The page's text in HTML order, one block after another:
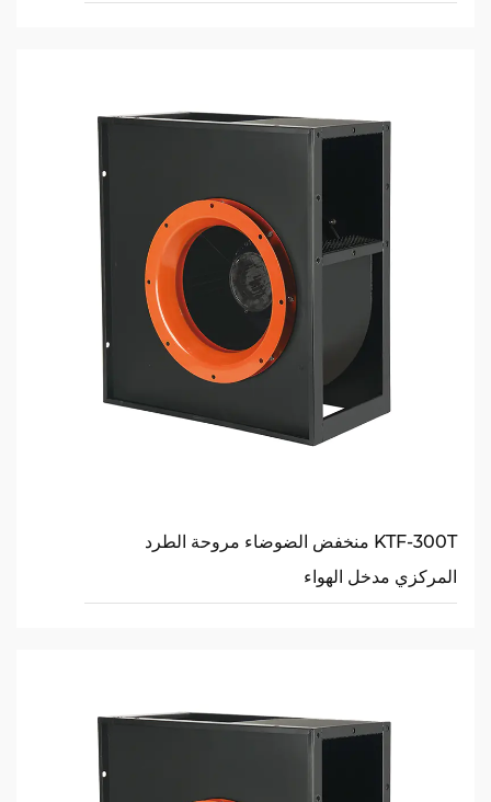
KTF-300T منخفض الضوضاء مروحة الطرد
المركزي مدخل الهواء